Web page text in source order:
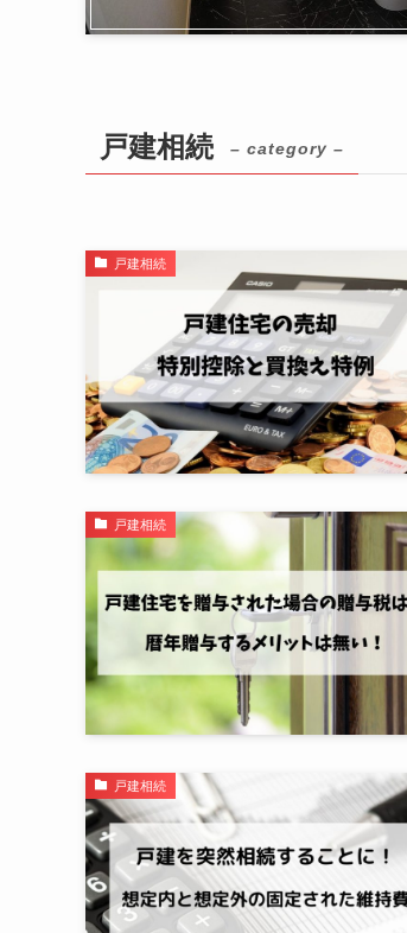
戸建相続 – category –
戸建相続
戸建相続
戸建相続